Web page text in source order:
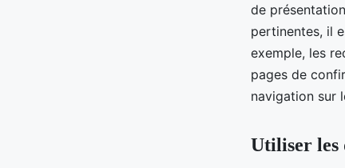
de
pertinentes, il
exemple, les
pages de
navigation sur
Utiliser les